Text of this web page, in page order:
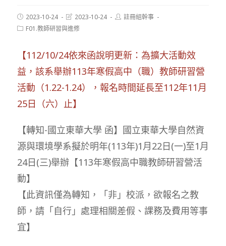
Post
published:
2023-10-24
Post
last
modified:
2023-10-24
Post註冊組幹事
PostF01.教師研習與進修
【112/10/24依來函說明更新：為擴大活動效
益，該系舉辦113年寒假高中（職）教師研習營
活動（1.22-1.24），報名時間延長至112年11月
25日（六）止】
【轉知-國立東華大學 函】國立東華大學自然資
源與環境學系擬於明年(113年)1月22日(一)至1月
24日(三)舉辦【113年寒假高中職教師研習營活
動】
【此資訊僅為轉知，「非」校派，欲報名之教
師，請「自行」處理相關差假、課務及費用等事
宜】